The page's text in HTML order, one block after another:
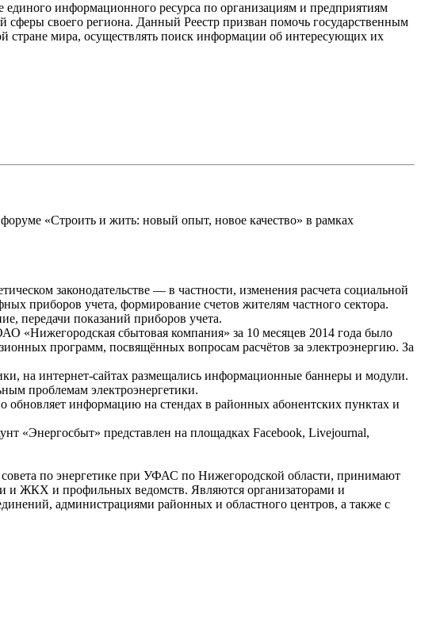
информационного ресурса по организациям и предприятиям
своего региона. Данный Реестр призван помочь государственным
стране мира, осуществлять поиск информации об интересующих их
«Строить и жить: новый опыт, новое качество» в рамках
законодательстве — в частности, изменения расчета социальной
приборов учета, формирование счетов жителям частного сектора.
передачи показаний приборов учета.
«Нижегородская сбытовая компания» за 10 месяцев 2014 года было
программ, посвящённых вопросам расчётов за электроэнергию. За
на интернет-сайтах размещались информационные баннеры и модули.
проблемам электроэнергетики.
информацию на стендах в районных абонентских пунктах и
«Энергосбыт» представлен на площадках Facebook, Livejournal,
по энергетике при УФАС по Нижегородской области, принимают
и ЖКХ и профильных ведомств. Являются организаторами и
администрациями районных и областного центров, а также с